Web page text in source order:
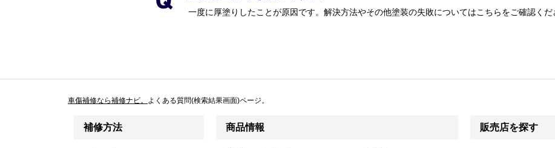
一度に厚塗りしたことが原因です。解決方法やその他塗装の失敗についてはこちらをご確認くだ
車傷補修なら補修ナビ。 よくある質問(検索結果画面)ページ。
補修方法 商品情報 販売店を探す